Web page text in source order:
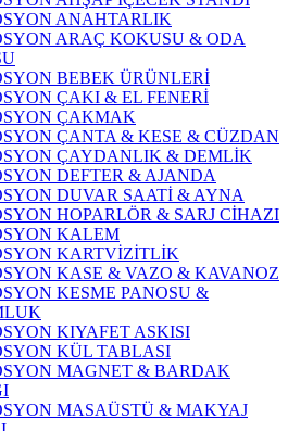
ANAHTARLIK
ARAÇ KOKUSU & ODA
BEBEK ÜRÜNLERİ
ÇAKI & EL FENERİ
ÇAKMAK
ÇANTA & KESE & CÜZDAN
ÇAYDANLIK & DEMLİK
DEFTER & AJANDA
DUVAR SAATİ & AYNA
HOPARLÖR & SARJ CİHAZI
KALEM
KARTVİZİTLİK
KASE & VAZO & KAVANOZ
KESME PANOSU &
KIYAFET ASKISI
KÜL TABLASI
MAGNET & BARDAK
MASAÜSTÜ & MAKYAJ